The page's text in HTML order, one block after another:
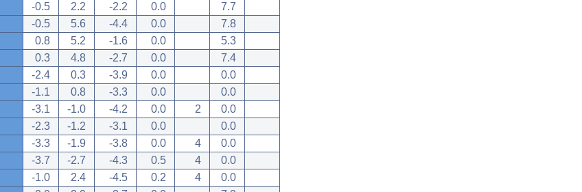
-0.5 2.2 -2.2 0.0
7.7
-0.5 5.6 -4.4 0.0
7.8
0.8 5.2 -1.6 0.0
5.3
0.3 4.8 -2.7 0.0
7.4
-2.4 0.3 -3.9 0.0
0.0
-1.1 0.8 -3.3 0.0
0.0
-3.1 -1.0 -4.2 0.0 2
0.0
-2.3 -1.2 -3.1 0.0
0.0
-3.3 -1.9 -3.8 0.0 4
0.0
-3.7 -2.7 -4.3 0.5 4
0.0
-1.0 2.4 -4.5 0.2 4
0.0